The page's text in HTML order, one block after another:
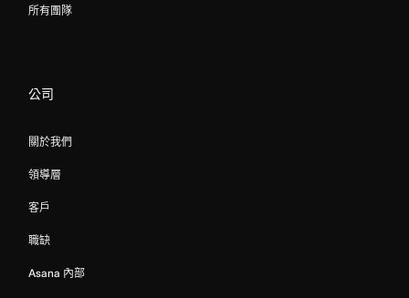
所有團隊
公司
關於我們
領導層
客戶
職缺
Asana 內部